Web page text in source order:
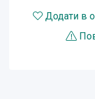
Додати в